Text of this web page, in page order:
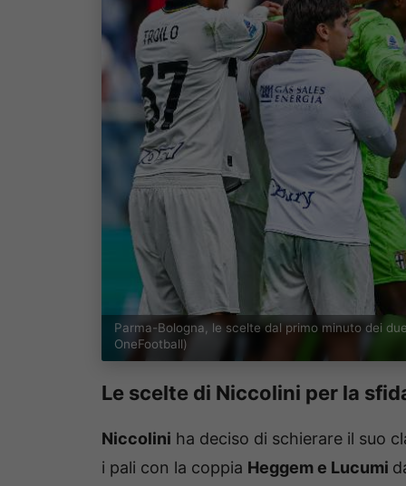
Parma-Bologna, le scelte dal primo minuto dei
OneFootball)
Le scelte di Niccolini per la
Niccolini ha deciso di schierare il suo
i pali con la coppia Heggem e Lucumi